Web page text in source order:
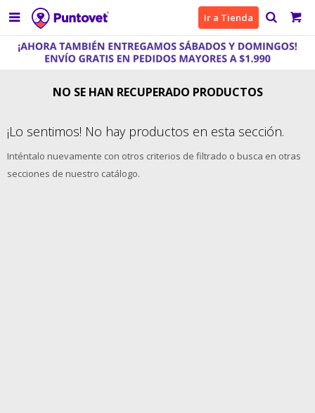
 Ir a Tienda
NO SE HAN RECUPERADO PRODUCTOS
¡Lo sentimos! No hay productos en esta sección.
Inténtalo nuevamente con otros criterios de filtrado o busca en otras
secciones de nuestro catálogo.